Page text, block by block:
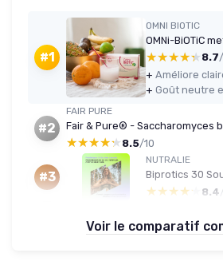
#1
OMNI BIOTIC
★★★★★
★★★★★ 8.7
+
+
#2
FAIR PURE
★★★★★
★★★★★ 8.5/10
#3
NUTRALIE
★★★★★
★★★★★ 8.4
Voir le comparatif